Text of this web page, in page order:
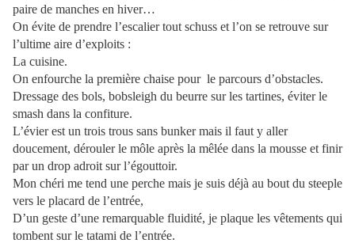
paire de manches en hiver…
On évite de prendre l’escalier tout schuss et l’on se retrouve sur
l’ultime aire d’exploits :
La cuisine.
On enfourche la première chaise pour le parcours d’obstacles.
Dressage des bols, bobsleigh du beurre sur les tartines, éviter le
smash dans la confiture.
L’évier est un trois trous sans bunker mais il faut y aller
doucement, dérouler le môle après la mêlée dans la mousse et finir
par un drop adroit sur l’égouttoir.
Mon chéri me tend une perche mais je suis déjà au bout du steeple
vers le placard de l’entrée,
D’un geste d’une remarquable fluidité, je plaque les vêtements qui
tombent sur le tatami de l’entrée.